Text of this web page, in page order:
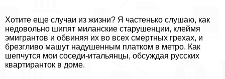
Хотите еще случаи из жизни? Я частенько слушаю, как
недовольно шипят миланские старушенции, клеймя
эмигрантов и обвиняя их во всех cмepтных грехах, и
брезгливо машут надушенным платком в метро. Как
шепчутся мои соседи-итальянцы, обсуждая русских
квартиранток в доме.